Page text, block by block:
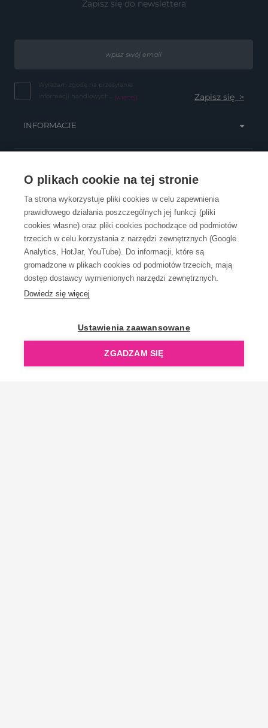
O plikach cookie na tej stronie
Ta strona wykorzystuje pliki cookies w celu zapewnienia
prawidłowego działania poszczególnych jej funkcji (pliki
cookies własne) oraz pliki cookies pochodzące od podmiotów
trzecich w celu korzystania z narzędzi zewnętrznych (Google
Analytics, HotJar, YouTube). Do informacji, które są
gromadzone w plikach cookies od podmiotów trzecich, mają
dostęp dostawcy wymienionych narzędzi zewnętrznych.
Dowiedz się więcej
Ustawienia zaawansowane
ZGADZAM SIĘ
Zapisz się do newslettera
Wyrażam zgodę na przesyłanie
informacji handlowych... (więcej)
INFORMACJE
OBSŁUGA KLIENTA
KONTAKT
OpenGift jest częścią ReflectGroup.